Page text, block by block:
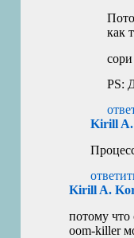
как
PS:
Kirill
Kirill A.
потому что
oom-killer